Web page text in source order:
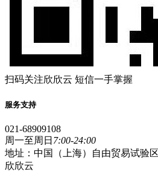
扫码关注欣欣云 短信一手掌握
服务支持
021-68909108
周一至周日 7:00-24:00
地址：中国（上海）自由贸易试验
欣欣云